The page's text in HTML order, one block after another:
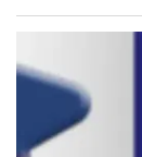
mưu, xây dựng
PGS.TS Phan
CAND chủ trì